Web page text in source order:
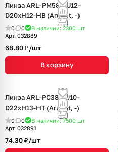
Линза ARL-PM585-U12-
D20xH12-HB (Arlight, -)
0 0 В наличии: 2300 шт
Арт. 032889
68.80 ₽/шт
В корзину
Линза ARL-PC385-U10-
D22xH13-HT (Arlight, -)
0 0 В наличии: 7500 шт
Арт. 032891
74.30 ₽/шт